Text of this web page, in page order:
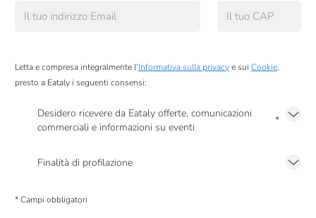
Letta e compresa integralmente l’Informativa sulla privacye sui Cookie,
presto a Eataly i seguenti consensi:
Desidero ricevere da Eataly offerte, comunicazioni
commerciali e informazioni su eventi
*
Finalità di profilazione
comunicazioni commerciali personalizzate, in caso di consenso prestato ai
* Campi obbligatori